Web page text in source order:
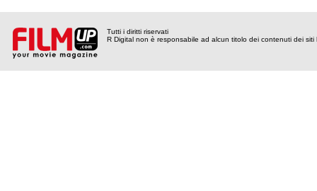
Tutti i diritti riservati
R Digital non è responsabile ad alcun titolo dei contenuti dei siti